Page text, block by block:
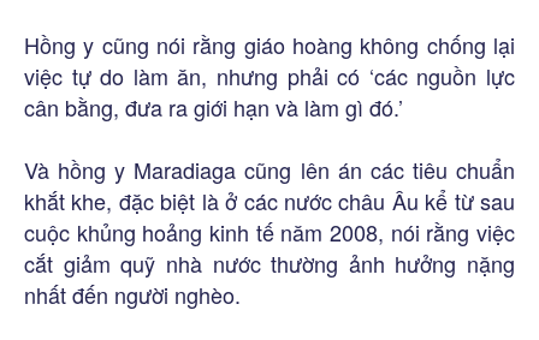
Hồng y cũng nói rằng giáo hoàng không chống lại
việc tự do làm ăn, nhưng phải có ‘các nguồn lực
cân bằng, đưa ra giới hạn và làm gì đó.’
Và hồng y Maradiaga cũng lên án các tiêu chuẩn
khắt khe, đặc biệt là ở các nước châu Âu kể từ sau
cuộc khủng hoảng kinh tế năm 2008, nói rằng việc
cắt giảm quỹ nhà nước thường ảnh hưởng nặng
nhất đến người nghèo.